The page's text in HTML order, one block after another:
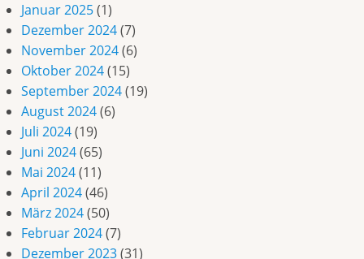
Januar 2025(1)
Dezember 2024(7)
November 2024(6)
Oktober 2024(15)
September 2024(19)
August 2024(6)
Juli 2024(19)
Juni 2024(65)
Mai 2024(11)
April 2024(46)
März 2024(50)
Februar 2024(7)
Dezember 2023(31)